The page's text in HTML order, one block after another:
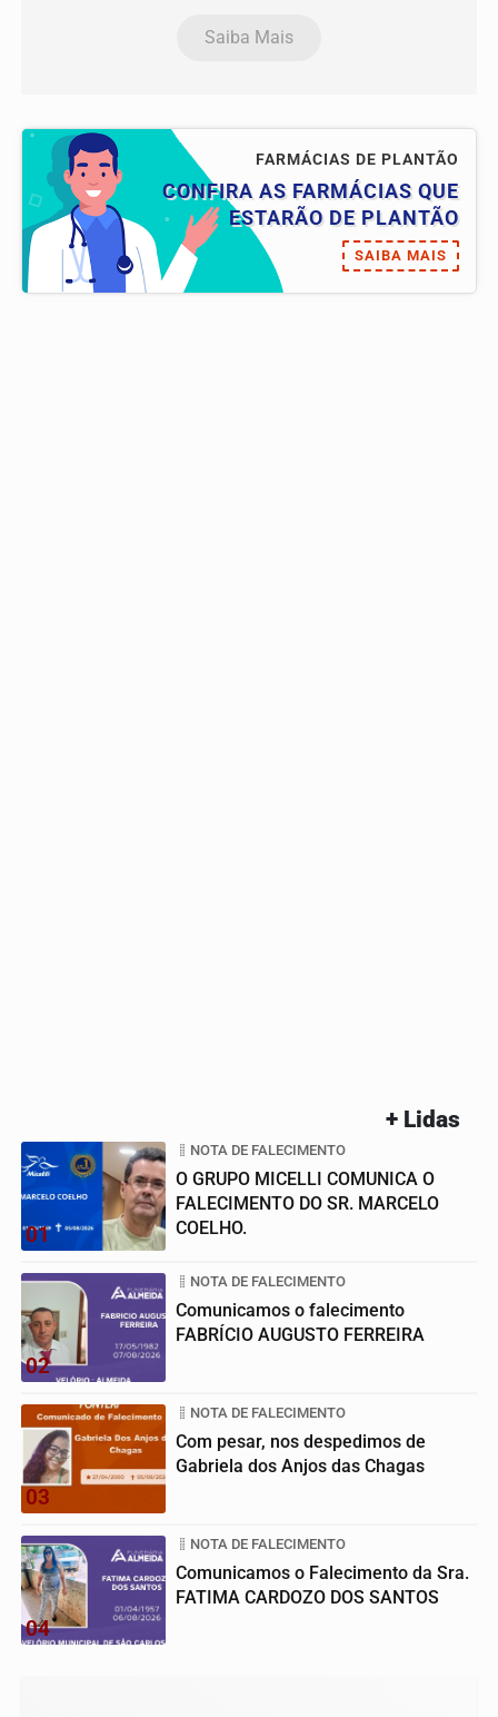
Saiba Mais
FARMÁCIAS DE PLANTÃO
CONFIRA AS FARMÁCIAS QUE
ESTARÃO DE PLANTÃO
SAIBA MAIS
+ Lidas
01
NOTA DE FALECIMENTO
O GRUPO MICELLI COMUNICA O
FALECIMENTO DO SR. MARCELO
COELHO.
02
NOTA DE FALECIMENTO
Comunicamos o falecimento
FABRÍCIO AUGUSTO FERREIRA
03
NOTA DE FALECIMENTO
Com pesar, nos despedimos de
Gabriela dos Anjos das Chagas
04
NOTA DE FALECIMENTO
Comunicamos o Falecimento da Sra.
FATIMA CARDOZO DOS SANTOS